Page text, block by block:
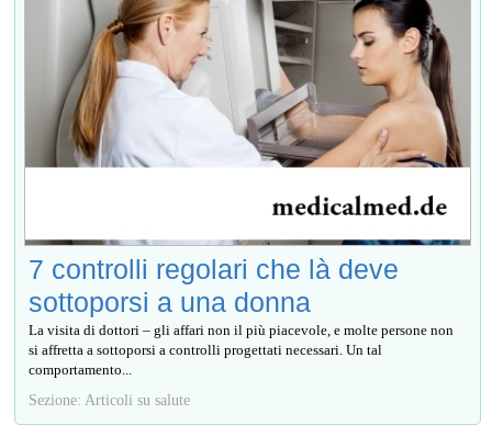
7 controlli regolari che là deve
sottoporsi a una donna
La visita di dottori – gli affari non il più piacevole, e molte persone non
si affretta a sottoporsi a controlli progettati necessari. Un tal
comportamento...
Sezione: Articoli su salute